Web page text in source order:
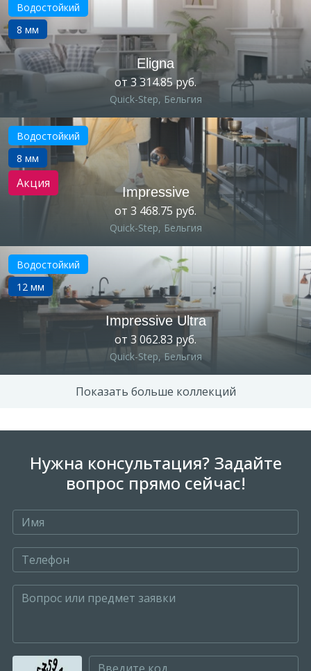
Eligna
от 3 314.85 руб.
Quick-Step, Бельгия
Водостойкий
8 мм
Impressive
от 3 468.75 руб.
Quick-Step, Бельгия
Водостойкий
8 мм
Акция
Impressive Ultra
от 3 062.83 руб.
Quick-Step, Бельгия
Водостойкий
12 мм
Показать больше коллекций
Нужна консультация? Задайте
вопрос прямо сейчас!